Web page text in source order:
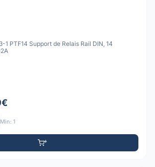
1 PTF14 Support de Relais Rail DIN, 14
Min: 1